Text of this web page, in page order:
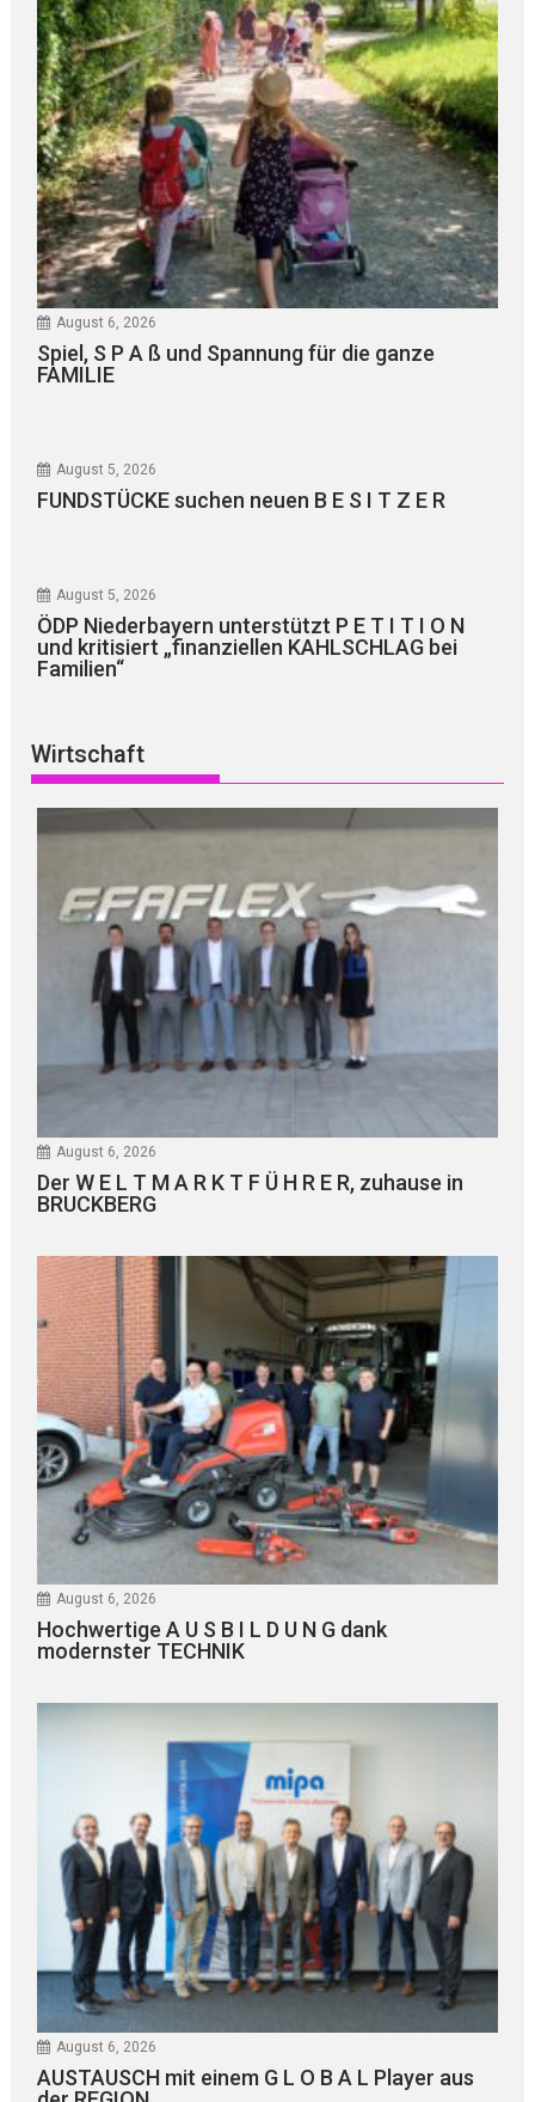
August 6, 2026
Spiel, S P A ß und Spannung für die ganze
FAMILIE
August 5, 2026
FUNDSTÜCKE suchen neuen B E S I T Z E R
August 5, 2026
ÖDP Niederbayern unterstützt P E T I T I O N
und kritisiert „finanziellen KAHLSCHLAG bei
Familien“
Wirtschaft
August 6, 2026
Der W E L T M A R K T F Ü H R E R, zuhause in
BRUCKBERG
August 6, 2026
Hochwertige A U S B I L D U N G dank
modernster TECHNIK
August 6, 2026
AUSTAUSCH mit einem G L O B A L Player aus